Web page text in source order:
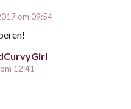
om 09:54
12:41